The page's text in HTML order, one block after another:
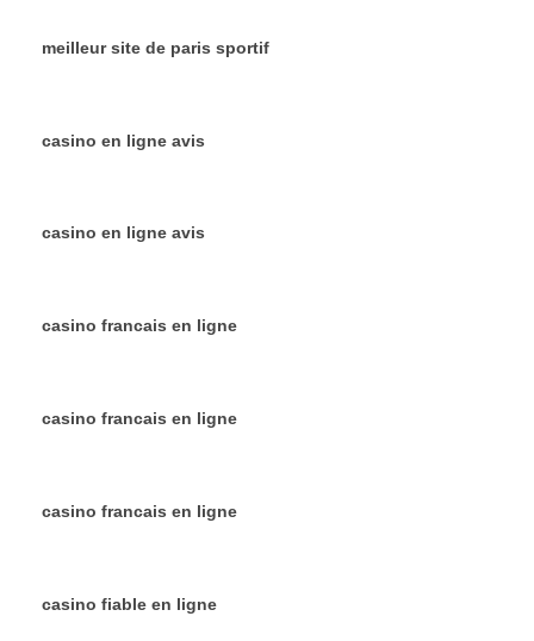
meilleur site de paris sportif
casino en ligne avis
casino en ligne avis
casino francais en ligne
casino francais en ligne
casino francais en ligne
casino fiable en ligne